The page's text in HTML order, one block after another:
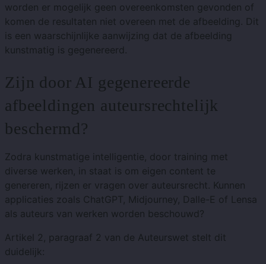
worden er mogelijk geen overeenkomsten gevonden of
komen de resultaten niet overeen met de afbeelding. Dit
is een waarschijnlijke aanwijzing dat de afbeelding
kunstmatig is gegenereerd.
Zijn door AI gegenereerde
afbeeldingen auteursrechtelijk
beschermd?
Zodra kunstmatige intelligentie, door training met
diverse werken, in staat is om eigen content te
genereren, rijzen er vragen over auteursrecht. Kunnen
applicaties zoals ChatGPT, Midjourney, Dalle-E of Lensa
als auteurs van werken worden beschouwd?
Artikel 2, paragraaf 2 van de Auteurswet stelt dit
duidelijk: